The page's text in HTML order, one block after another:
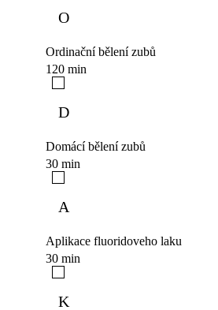
O
Ordinační bělení zubů
120 min
D
Domácí bělení zubů
30 min
A
Aplikace fluoridoveho laku
30 min
K